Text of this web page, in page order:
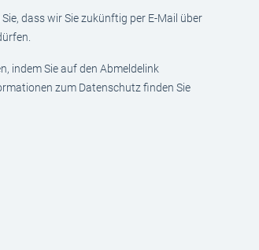
dass wir Sie zukünftig per E-Mail über
indem Sie auf den Abmeldelink
zum Datenschutz finden Sie